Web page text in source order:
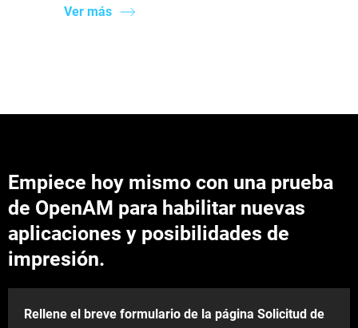
Ver más
Empiece hoy mismo con una prueba
de OpenAM para habilitar nuevas
aplicaciones y posibilidades de
impresión.
Rellene el breve formulario de la página Solicitud de